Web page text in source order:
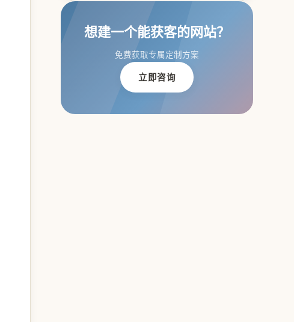
想建一个能获客的网站？
免费获取专属定制方案
立即咨询